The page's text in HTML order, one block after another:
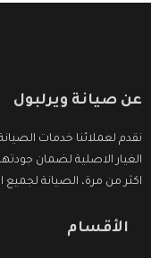
عن صيانة ويرلبول
نقدم لعملائنا خدمات
الغيار الاصلية لضمان
اكثر من مرة، الصيانة
الأقسام